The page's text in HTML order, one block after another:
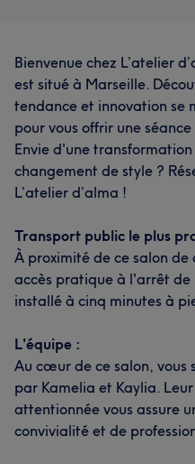
Bienvenue chez L’atelier
est situé à Marseille.
tendance et innovation se
pour vous offrir une
Envie d'une
changement de style ?
L’atelier d’alma !
Transport public le plus
À proximité de ce salon de
accès pratique à l'arrêt de
installé à cinq minutes à
L'équipe :
Au cœur de ce salon, vous
par Kamelia et Kaylia.
attentionnée vous assure
convivialité et de